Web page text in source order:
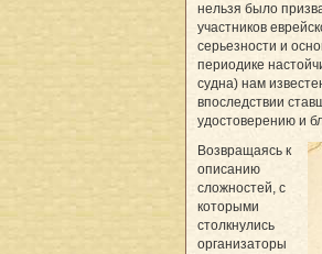
нельзя было
участников
серьезности и
периодике
судна) нам
впоследствии
удостоверению и
Возвращаясь к
описанию
сложностей, с
которыми
столкнулись
организаторы